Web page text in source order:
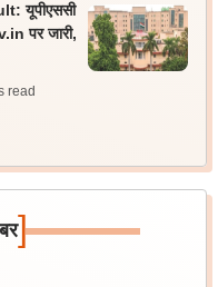
यूपीएससी
पर जारी,
read
]